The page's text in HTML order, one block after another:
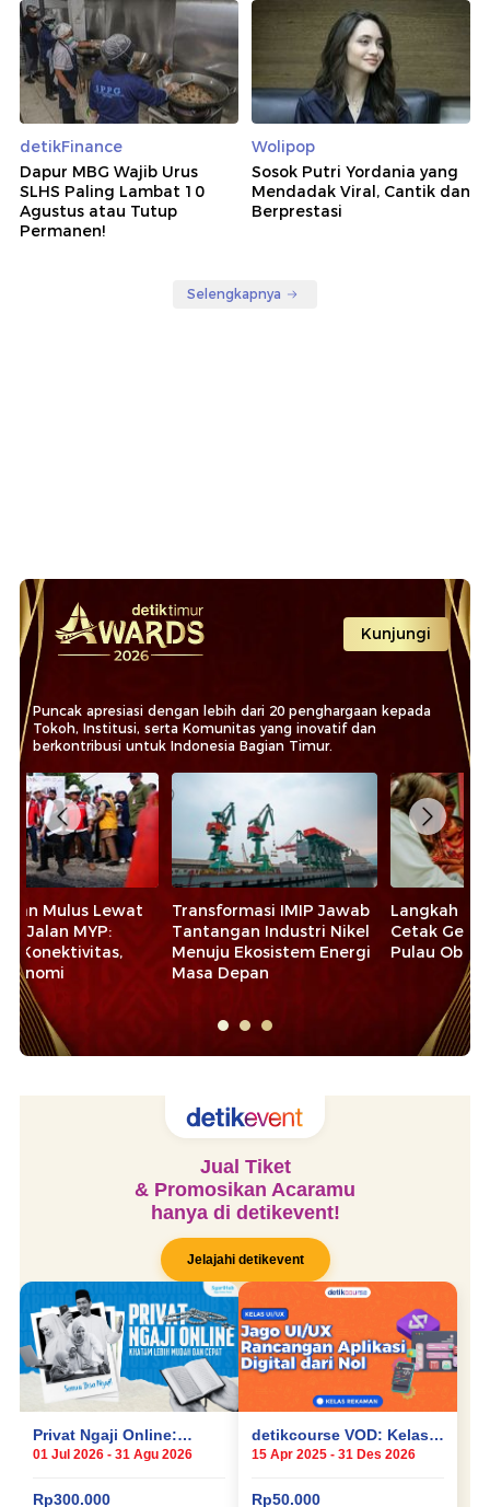
detikFinance
Dapur MBG Wajib Urus
SLHS Paling Lambat 10
Agustus atau Tutup
Permanen!
Wolipop
Sosok Putri Yordania yang
Mendadak Viral, Cantik dan
Berprestasi
Selengkapnya
Kunjungi
Puncak apresiasi dengan lebih dari 20 penghargaan kepada
Tokoh, Institusi, serta Komunitas yang inovatif dan
berkontribusi untuk Indonesia Bagian Timur.
Transformasi IMIP Jawab
Tantangan Industri Nikel
Menuju Ekosistem Energi
Masa Depan
Langkah Harita Nickel
Cetak Generasi Unggul di
Pulau Obi Maluku Utara